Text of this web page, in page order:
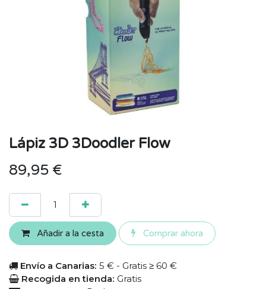
Lápiz 3D 3Doodler Flow
89,95 €
Añadir a la cesta Comprar ahora
Envío a Canarias: 5 € - Gratis ≥ 60 €
Recogida en tienda: Gratis